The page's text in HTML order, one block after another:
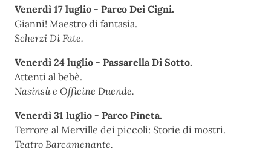
Venerdì 17 luglio - Parco Dei Cigni.
Gianni! Maestro di fantasia.
Scherzi Di Fate.
Venerdì 24 luglio - Passarella Di Sotto.
Attenti al bebè.
Nasinsù e Officine Duende.
Venerdì 31 luglio - Parco Pineta.
Terrore al Merville dei piccoli: Storie di mostri.
Teatro Barcamenante.